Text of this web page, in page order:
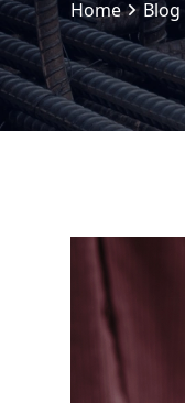
Home Blog